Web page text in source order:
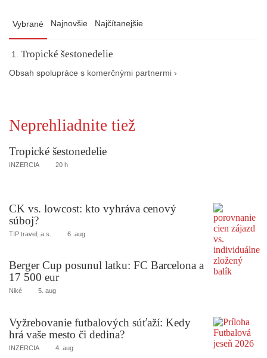
Vybrané Najnovšie Najčítanejšie
Tropické šestonedelie
Obsah spolupráce s komerčnými partnermi ›
Neprehliadnite tiež
Tropické šestonedelie
INZERCIA 20 h
CK vs. lowcost: kto vyhráva cenový
súboj?
TIP travel, a.s. 6. aug
Berger Cup posunul latku: FC Barcelona a
17 500 eur
Niké 5. aug
Vyžrebovanie futbalových súťaží: Kedy
hrá vaše mesto či dedina?
INZERCIA 4. aug